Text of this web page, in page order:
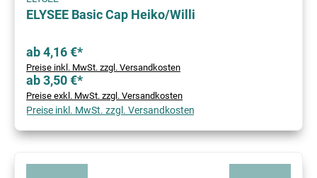
ELYSEE Basic Cap Heiko/Willi
ab 4,16 €*
Preise inkl. MwSt. zzgl. Versandkosten
ab 3,50 €*
Preise exkl. MwSt. zzgl. Versandkosten
Preise inkl. MwSt. zzgl. Versandkosten